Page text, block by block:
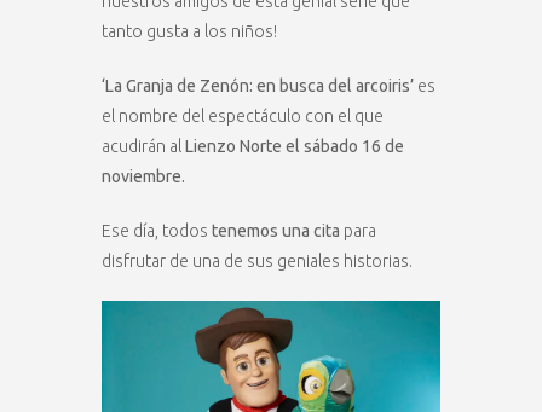
tanto gusta a los niños!
‘La Granja de Zenón: en busca del arcoiris’ es
el nombre del espectáculo con el que
acudirán al Lienzo Norte el sábado 16 de
noviembre.
Ese día, todos tenemos una cita para
disfrutar de una de sus geniales historias.